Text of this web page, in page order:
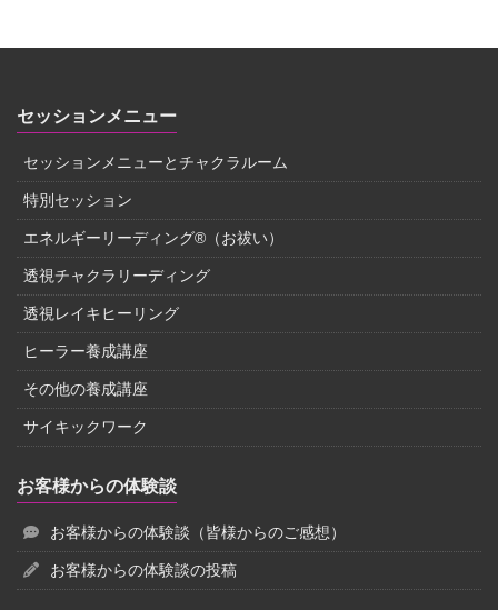
セッションメニュー
セッションメニューとチャクラルーム
特別セッション
エネルギーリーディング®（お祓い）
透視チャクラリーディング
透視レイキヒーリング
ヒーラー養成講座
その他の養成講座
サイキックワーク
お客様からの体験談
お客様からの体験談（皆様からのご感想）
お客様からの体験談の投稿